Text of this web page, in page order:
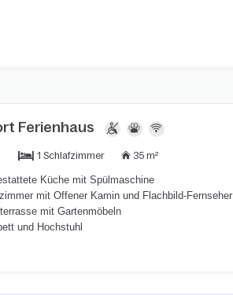
Ferienhaus
1 Schlafzimmer 35 m²
Küche mit Spülmaschine
mit Offener Kamin und Flachbild-Fernseher
mit Gartenmöbeln
und Hochstuhl